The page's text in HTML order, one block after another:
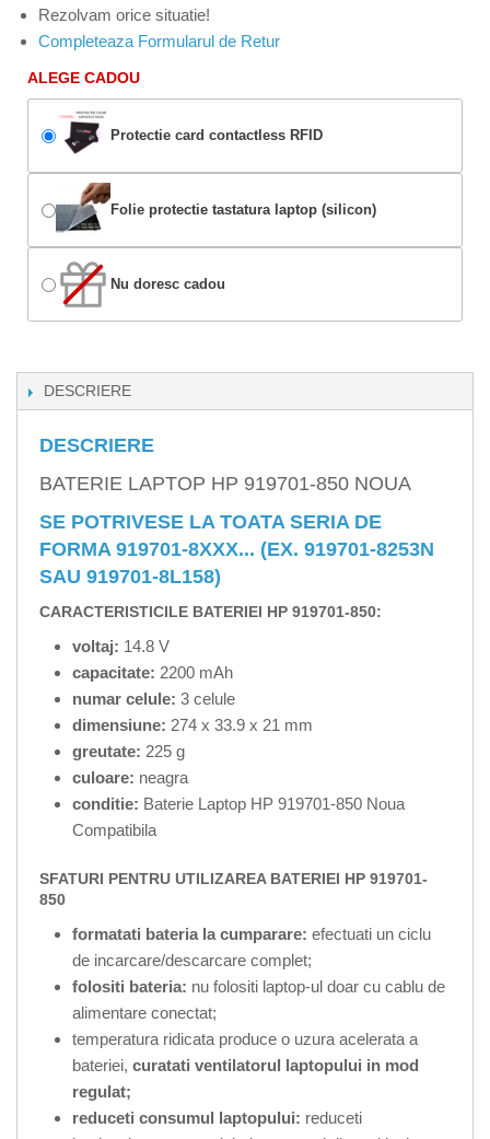
Rezolvam orice situatie!
Completeaza Formularul de Retur
ALEGE CADOU
Protectie card contactless RFID
Folie protectie tastatura laptop (silicon)
Nu doresc cadou
DESCRIERE
DESCRIERE
BATERIE LAPTOP HP 919701-850 NOUA
SE POTRIVESE LA TOATA SERIA DE
FORMA 919701-8XXX... (EX. 919701-8253N
SAU 919701-8L158)
CARACTERISTICILE BATERIEI HP 919701-850:
voltaj: 14.8 V
capacitate: 2200 mAh
numar celule: 3 celule
dimensiune: 274 x 33.9 x 21 mm
greutate: 225 g
culoare: neagra
conditie: Baterie Laptop HP 919701-850 Noua
Compatibila
SFATURI PENTRU UTILIZAREA BATERIEI HP 919701-
850
formatati bateria la cumparare: efectuati un ciclu
de incarcare/descarcare complet;
folositi bateria: nu folositi laptop-ul doar cu cablu de
alimentare conectat;
temperatura ridicata produce o uzura acelerata a
bateriei, curatati ventilatorul laptopului in mod
regulat;
reduceti consumul laptopului: reduceti